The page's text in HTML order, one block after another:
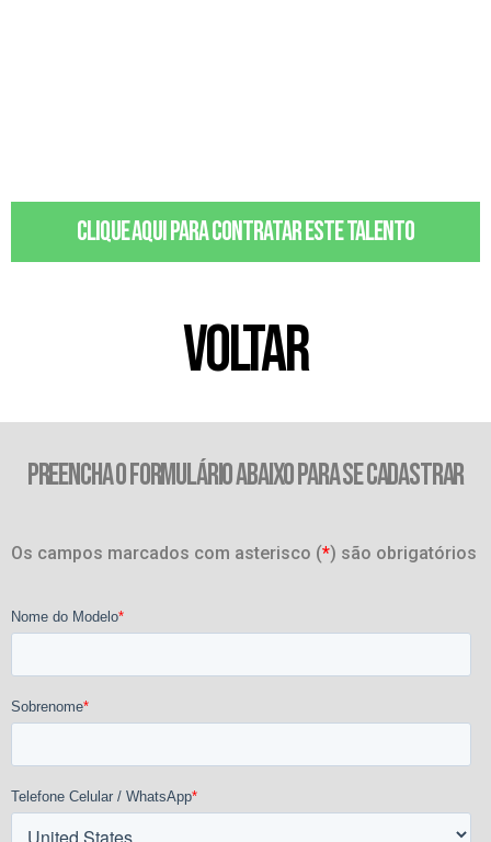
Clique aqui para contratar este talento
VOLTAR
PREENCHA O FORMULÁRIO ABAIXO PARA SE CADASTRAR
Os campos marcados com asterisco (*) são obrigatórios